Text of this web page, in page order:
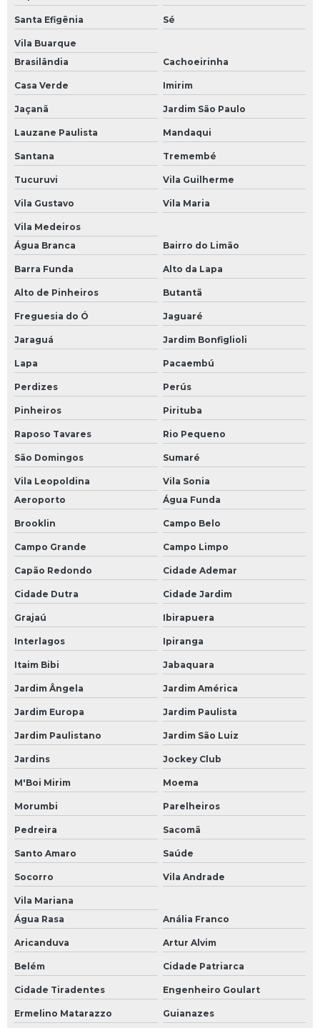
Manutenção inversor de frequência
Manutenção módulos eletrônicos
Manutenção preventiva de nobreak
Manutenção preventiva de ups
Manutenção preventiva em inversor
Manutenção ups
Mini cpu industrial
Módulo comum profibus
Modulo de clp
Módulo de comunicação plc
Módulo de comunicação profibus
Módulo de controle eletrônico
Módulo de entrada clp
Módulo de entrada plc
Módulo de plc
Módulo fieldbus
Monitor industrial
Monitor industrial touch screen
Placa de i o
Programação de componentes
Programação de controlador de temperatura
Programação de placas eletrônicas
Rack industrial com gaveta
Rack industrial com painel
Recuperação de driver
Recuperação de módulos eletrônicos
Recuperação de placas eletrônicas
Recuperação nobreak
Reparo de controlador de temperatura
Reparo de cpu
Reparo de driver
Reparo de eletroeletrônico
Reparo de fontes chaveadas
Reparo de ihm
Reparo de inversor de frequência
Santa Efigênia Sé
Vila Buarque
Brasilândia
Cachoeirinha
Casa Verde Imirim
Jaçanã Jardim São Paulo
Lauzane Paulista Mandaqui
Santana Tremembé
Tucuruvi Vila Guilherme
Vila Gustavo Vila Maria
Vila Medeiros
Água Branca
Bairro do Limão
Barra Funda Alto da Lapa
Alto de Pinheiros Butantã
Freguesia do Ó Jaguaré
Jaraguá Jardim Bonfiglioli
Lapa Pacaembú
Perdizes Perús
Pinheiros Pirituba
Raposo Tavares Rio Pequeno
São Domingos Sumaré
Vila Leopoldina
Vila Sonia
Aeroporto
Água Funda
Brooklin Campo Belo
Campo Grande Campo Limpo
Capão Redondo Cidade Ademar
Cidade Dutra Cidade Jardim
Grajaú Ibirapuera
Interlagos Ipiranga
Itaim Bibi Jabaquara
Jardim Ângela Jardim América
Jardim Europa Jardim Paulista
Jardim Paulistano Jardim São Luiz
Jardins Jockey Club
M'Boi Mirim Moema
Morumbi Parelheiros
Pedreira Sacomã
Santo Amaro Saúde
Socorro Vila Andrade
Vila Mariana
Água Rasa
Anália Franco
Aricanduva Artur Alvim
Belém Cidade Patriarca
Cidade Tiradentes Engenheiro Goulart
Ermelino Matarazzo Guianazes